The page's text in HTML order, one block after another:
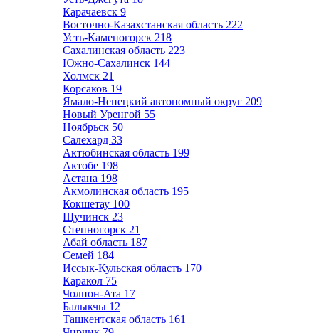
Карачаевск 9
Восточно-Казахстанская область 222
Усть-Каменогорск 218
Сахалинская область 223
Южно-Сахалинск 144
Холмск 21
Корсаков 19
Ямало-Ненецкий автономный округ 209
Новый Уренгой 55
Ноябрьск 50
Салехард 33
Актюбинская область 199
Актобе 198
Астана 198
Акмолинская область 195
Кокшетау 100
Щучинск 23
Степногорск 21
Абай область 187
Семей 184
Иссык-Кульская область 170
Каракол 75
Чолпон-Ата 17
Балыкчы 12
Ташкентская область 161